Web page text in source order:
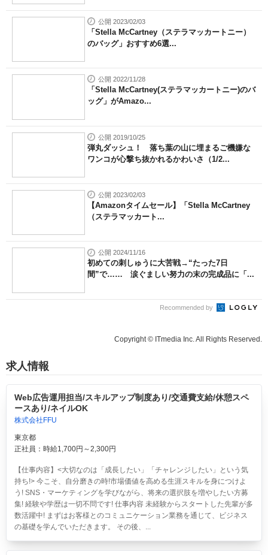
公開 2023/02/03
「Stella McCartney（ステラマッカートニー）
のバッグ」おすすめ6選...
公開 2022/11/28
「Stella McCartney(ステラマッカートニー)のバ
ッグ」がAmazo...
公開 2019/10/25
弾丸ダッシュ！ 落ち葉の山に埋まるご機嫌な
ワンコが心撃ち抜かれるかわいさ（1/2...
公開 2023/02/03
【Amazonタイムセール】「Stella McCartney
（ステラマッカート...
公開 2024/11/16
初めての刺しゅうに大苦戦→“たった7日
間”で…… 涙ぐましい努力の末の完成品に「...
Recommended by
Copyright © ITmedia Inc. All Rights Reserved.
求人情報
Web広告運用担当/スキルアップ制度あり/交通費支給/休憩スペ
ースあり/ネイルOK
株式会社FFU
東京都
正社員：時給1,700円～2,300円
【仕事内容】<大切なのは「成長したい」「チャレンジしたい」という気
持ち!> 今こそ、自分磨きの時!市場価値を高める生涯スキルを身につけよ
う! SNS・マーケティングを学びながら、将来の選択肢を増やしたい方募
集! 経験や学歴は一切不問です! 仕事内容 未経験からスタートした先輩が多
数活躍中! まずはお客様とのコミュニケーション業務を通じて、ビジネス
の基礎を学んでいただきます。 その後、...